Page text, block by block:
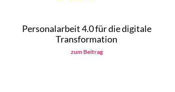
Personalarbeit 4.0 für die digitale
Transformation
zum Beitrag